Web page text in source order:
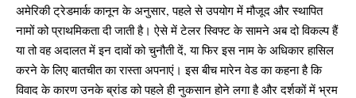
अमेरिकी ट्रेडमार्क कानून के अनुसार, पहले से उपयोग में मौजूद और स्थापित
नामों को प्राथमिकता दी जाती है। ऐसे में टेलर स्विफ्ट के सामने अब दो विकल्प हैं
या तो वह अदालत में इन दावों को चुनौती दें, या फिर इस नाम के अधिकार हासिल
करने के लिए बातचीत का रास्ता अपनाएं। इस बीच मारेन वेड का कहना है कि
विवाद के कारण उनके ब्रांड को पहले ही नुकसान होने लगा है और दर्शकों में भ्रम